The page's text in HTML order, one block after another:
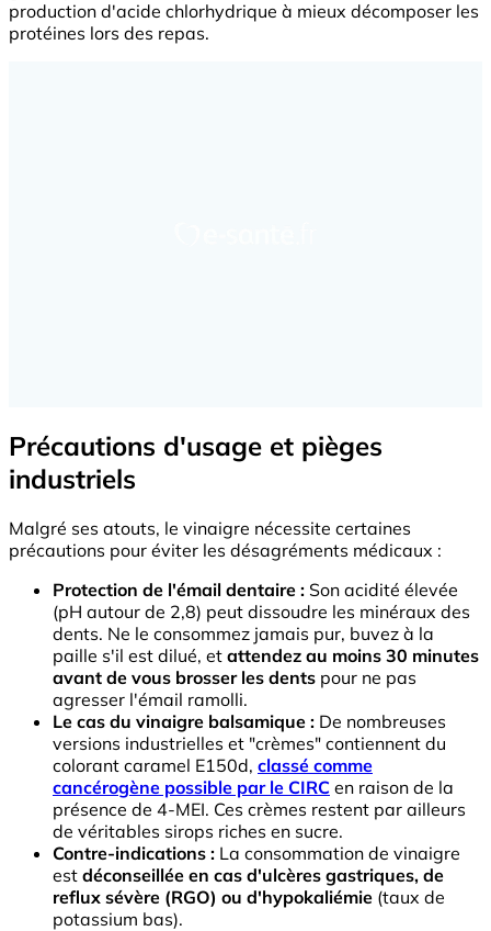
production d'acide chlorhydrique à mieux décomposer les
protéines lors des repas.
Précautions d'usage et pièges
industriels
Malgré ses atouts, le vinaigre nécessite certaines
précautions pour éviter les désagréments médicaux :
Protection de l'émail dentaire : Son acidité élevée
(pH autour de 2,8) peut dissoudre les minéraux des
dents. Ne le consommez jamais pur, buvez à la
paille s'il est dilué, et attendez au moins 30 minutes
avant de vous brosser les dents pour ne pas
agresser l'émail ramolli.
Le cas du vinaigre balsamique : De nombreuses
versions industrielles et "crèmes" contiennent du
colorant caramel E150d, classé comme
cancérogène possible par le CIRC en raison de la
présence de 4-MEI. Ces crèmes restent par ailleurs
de véritables sirops riches en sucre.
Contre-indications : La consommation de vinaigre
est déconseillée en cas d'ulcères gastriques, de
reflux sévère (RGO) ou d'hypokaliémie (taux de
potassium bas).